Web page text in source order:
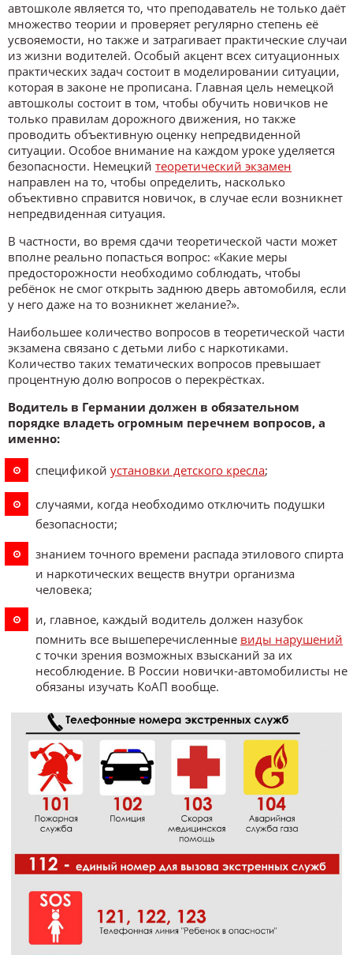
автошколе является то, что преподаватель не только даёт
множество теории и проверяет регулярно степень её
усвояемости, но также и затрагивает практические случаи
из жизни водителей. Особый акцент всех ситуационных
практических задач состоит в моделировании ситуации,
которая в законе не прописана. Главная цель немецкой
автошколы состоит в том, чтобы обучить новичков не
только правилам дорожного движения, но также
проводить объективную оценку непредвиденной
ситуации. Особое внимание на каждом уроке уделяется
безопасности. Немецкий теоретический экзамен
направлен на то, чтобы определить, насколько
объективно справится новичок, в случае если возникнет
непредвиденная ситуация.
В частности, во время сдачи теоретической части может
вполне реально попасться вопрос: «Какие меры
предосторожности необходимо соблюдать, чтобы
ребёнок не смог открыть заднюю дверь автомобиля, если
у него даже на то возникнет желание?».
Наибольшее количество вопросов в теоретической части
экзамена связано с детьми либо с наркотиками.
Количество таких тематических вопросов превышает
процентную долю вопросов о перекрёстках.
Водитель в Германии должен в обязательном
порядке владеть огромным перечнем вопросов, а
именно:
спецификой установки детского кресла;
случаями, когда необходимо отключить подушки
безопасности;
знанием точного времени распада этилового спирта
и наркотических веществ внутри организма
человека;
и, главное, каждый водитель должен назубок
помнить все вышеперечисленные виды нарушений
с точки зрения возможных взысканий за их
несоблюдение. В России новички-автомобилисты не
обязаны изучать КоАП вообще.